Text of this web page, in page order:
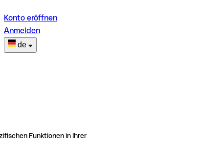
Konto eröffnen
Anmelden
de
Funktionen in Ihrer